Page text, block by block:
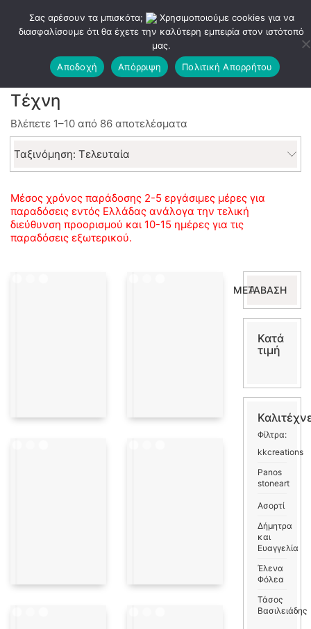
Τέχνη
Βλέπετε 1–10 από 86 αποτελέσματα
by
Ταξινόμηση: Τελευταία
Μέσος χρόνος παράδοσης 2-5 εργάσιμες μέρες για
παραδόσεις εντός Ελλάδας ανάλογα την τελική
διεύθυνση προορισμού και 10-15 ημέρες για τις
παραδόσεις εξωτερικού.
για:
ΜΕΤΆΒΑΣΗ
Κατά
τιμή
Φίλτρα:
kkcreations
Panos
stoneart
Ασορτί
Δήμητρα
και
Ευαγγελία
Έλενα
Φόλεα
Τάσος
Βασιλειάδης
Σας αρέσουν τα μπισκότα;
Χρησιμοποιούμε cookies για να
διασφαλίσουμε ότι θα έχετε την καλύτερη εμπειρία στον ιστότοπό
μας.
Αποδοχή
Απόρριψη Πολιτική Απορρήτου